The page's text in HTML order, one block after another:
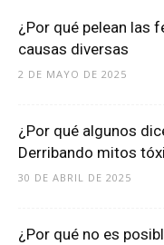
¿Por qué pelean las
causas diversas
2 DE MAYO DE 2025
¿Por qué algunos
Derribando mitos
30 DE ABRIL DE 2025
¿Por qué no es